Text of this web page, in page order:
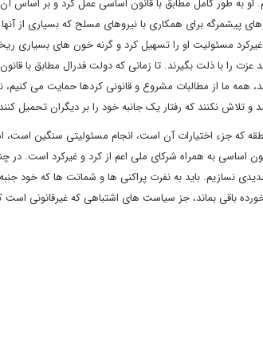
او به طور کامل مطابق با قانون اساسی عمل کرد و بر
پیشمرگه برای همکاری با نیروهای مسلح که بسیاری از
مسئولیت او را تسهیل کرد و گرنه خون های بسیاری
عزت را با ذلت بگیرند. تا زمانی که دولت فدرال مطابق با
همه ما از مطالبات مشروع و قانونی کردها حمایت می کنیم،
تلاش نکنند که رفتار یک جانبه خود را بر دیگران تحمیل
که جزء اختیارات آن است، انجام مسئولیتی سنگین
اساسی به همراه شرکای ملی اعم از کرد و غیرکرد است. در
نسازیم. باید به نفرت پراکنی ها و شماتت ها که خود
باقی بماند، جز سیاست های اشتباهی که غیرقانونی است